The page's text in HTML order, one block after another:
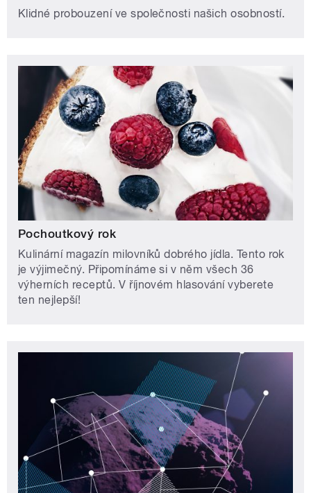
Klidné probouzení ve společnosti našich osobností.
Pochoutkový rok
Kulinární magazín milovníků dobrého jídla. Tento rok
je výjimečný. Připomínáme si v něm všech 36
výherních receptů. V říjnovém hlasování vyberete
ten nejlepší!